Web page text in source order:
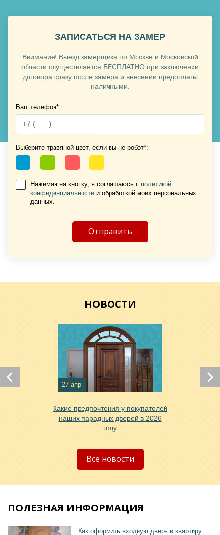
Хочу такую
Хочу такую
Хочу такую
Хочу такую
Хочу такую
Хочу такую
ЗАПИСАТЬСЯ НА ЗАМЕР
Внимание! Выезд замерщика по Москве и Московской
области осуществляется БЕСПЛАТНО при заключении
договора сразу после замера и внесении предоплаты
наличными.
Ваш телефон*:
Выберите травяной цвет, если вы не робот*:
Нажимая на кнопку, я соглашаюсь с политикой
конфиденциальности и обработкой моих персональных
данных.
НОВОСТИ
27 апр
Какие предпочтения у покупателей
наших парадных дверей в 2026
году
Все новости
ПОЛЕЗНАЯ ИНФОРМАЦИЯ
Как оформить входную дверь в квартиру